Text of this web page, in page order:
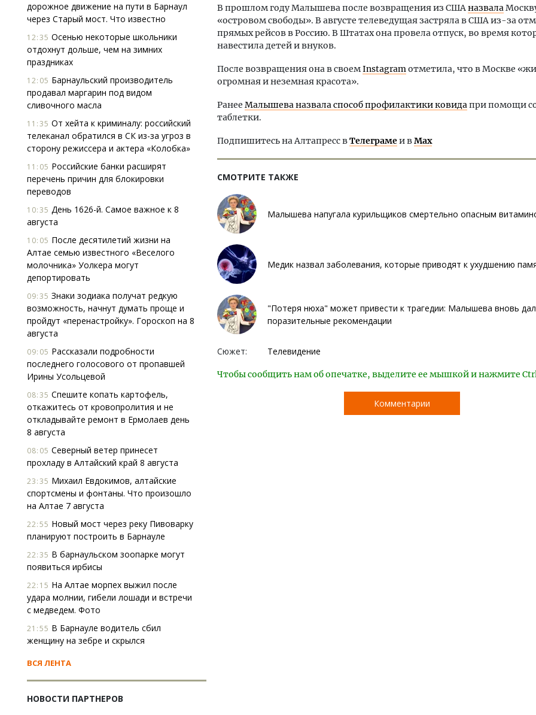
дорожное движение на пути в Барнаул
через Старый мост. Что известно
12:35 Осенью некоторые школьники
отдохнут дольше, чем на зимних
праздниках
12:05 Барнаульский производитель
продавал маргарин под видом
сливочного масла
11:35 От хейта к криминалу: российский
телеканал обратился в СК из-за угроз в
сторону режиссера и актера «Колобка»
11:05 Российские банки расширят
перечень причин для блокировки
переводов
10:35 День 1626-й. Самое важное к 8
августа
10:05 После десятилетий жизни на
Алтае семью известного «Веселого
молочника» Уолкера могут
депортировать
09:35 Знаки зодиака получат редкую
возможность, начнут думать проще и
пройдут «перенастройку». Гороскоп на 8
августа
09:05 Рассказали подробности
последнего голосового от пропавшей
Ирины Усольцевой
08:35 Спешите копать картофель,
откажитесь от кровопролития и не
откладывайте ремонт в Ермолаев день
8 августа
08:05 Северный ветер принесет
прохладу в Алтайский край 8 августа
23:35 Михаил Евдокимов, алтайские
спортсмены и фонтаны. Что произошло
на Алтае 7 августа
22:55 Новый мост через реку Пивоварку
планируют построить в Барнауле
22:35 В барнаульском зоопарке могут
появиться ирбисы
22:15 На Алтае морпех выжил после
удара молнии, гибели лошади и встречи
с медведем. Фото
21:55 В Барнауле водитель сбил
женщину на зебре и скрылся
ВСЯ ЛЕНТА
НОВОСТИ ПАРТНЕРОВ
В прошлом году Малышева после возвращения из СШАназвала
«островом свободы». В августе телеведущая застряла в США из-за
прямых рейсов в Россию. В Штатах она провела отпуск, во время
навестила детей и внуков.
После возвращения она в своемInstagramотметила, что в Москве
огромная и неземная красота».
Ранее Малышева назвала способ профилактики ковидапри помощи
таблетки.
Подпишитесь на Алтапресс вТелеграмеи вMax
СМОТРИТЕ ТАКЖЕ
Малышева напугала курильщиков смертельно опасным
Медик назвал заболевания, которые приводят к ухудшению
"Потеря нюха" может привести к трагедии: Малышева вновь
поразительные рекомендации
Сюжет: Телевидение
Чтобы сообщить нам об опечатке, выделите ее мышкой и нажмите
Комментарии